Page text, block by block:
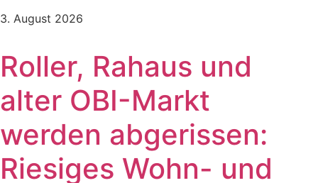
3. August 2026
Roller, Rahaus und
alter OBI-Markt
werden abgerissen:
Riesiges Wohn- und